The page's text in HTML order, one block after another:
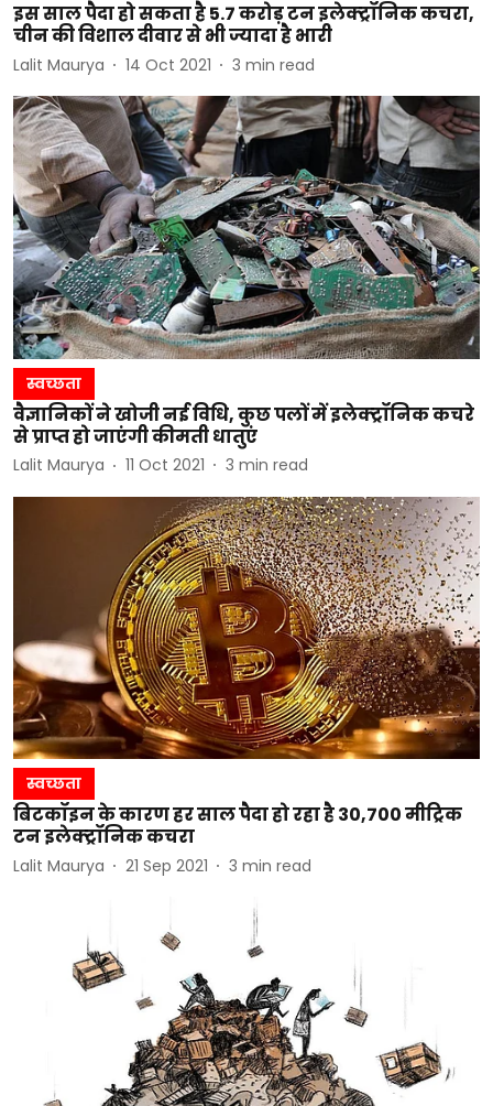
इस साल पैदा हो सकता है 5.7 करोड़ टन इलेक्ट्रॉनिक कचरा,
चीन की विशाल दीवार से भी ज्यादा है भारी
Lalit Maurya 14 Oct 2021 3 min read
स्वच्छता
वैज्ञानिकों ने खोजी नई विधि, कुछ पलों में इलेक्ट्रॉनिक कचरे
से प्राप्त हो जाएंगी कीमती धातुएं
Lalit Maurya 11 Oct 2021 3 min read
स्वच्छता
बिटकॉइन के कारण हर साल पैदा हो रहा है 30,700 मीट्रिक
टन इलेक्ट्रॉनिक कचरा
Lalit Maurya 21 Sep 2021 3 min read